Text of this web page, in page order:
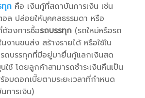
ทุกคือ เงินกู้ที่สถาบันการเงิน เช่น
ล ปล่อยให้บุคคลธรรมดา หรือ
ต้องการซื้อรถบรรทุก(รถใหม่หรือรถ
งานขนส่ง สร้างรายได้ หรือใช้ใน
ถบรรทุกที่มีอยู่มายื่นกู้แลกเงินสด
ใช้ โดยลูกค้าสามารถชำระเงินคืนเป็น
อมดอกเบี้ยตามระยะเวลาที่กำหนด
การเงิน)